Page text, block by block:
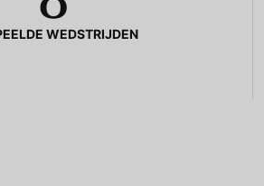
0
WEDSTRIJDEN